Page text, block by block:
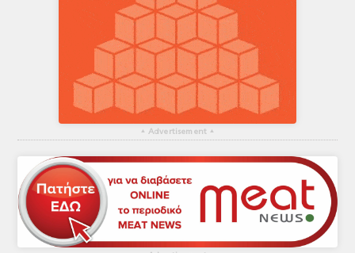
▴ Advertisement ▴